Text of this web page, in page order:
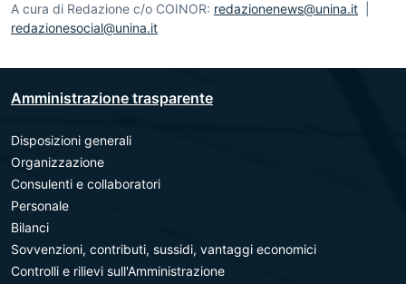
A cura di Redazione c/o COINOR: redazionenews@unina.it
redazionesocial@unina.it
Amministrazione trasparente
Disposizioni generali
Organizzazione
Consulenti e collaboratori
Personale
Bilanci
Sovvenzioni, contributi, sussidi, vantaggi economici
Controlli e rilievi sull'Amministrazione